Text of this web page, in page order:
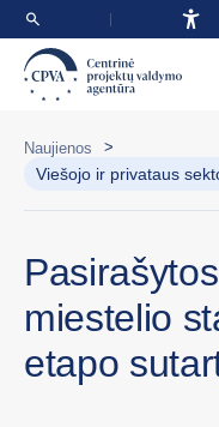
Naujienos >
Viešojo ir privataus
miestelio
etapo